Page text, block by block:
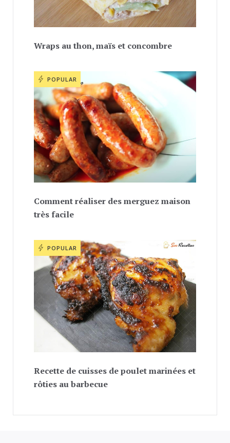
Wraps au thon, maïs et concombre
POPULAR
Comment réaliser des merguez maison
très facile
POPULAR
Recette de cuisses de poulet marinées et
rôties au barbecue